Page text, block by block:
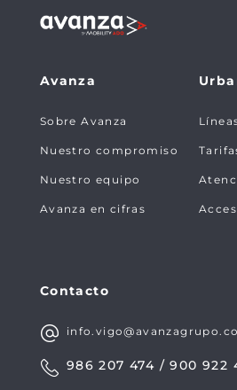
Avanza
Sobre Avanza
Nuestro compromiso
Nuestro equipo
Avanza en cifras
Contacto
986 207 474 / 900 922